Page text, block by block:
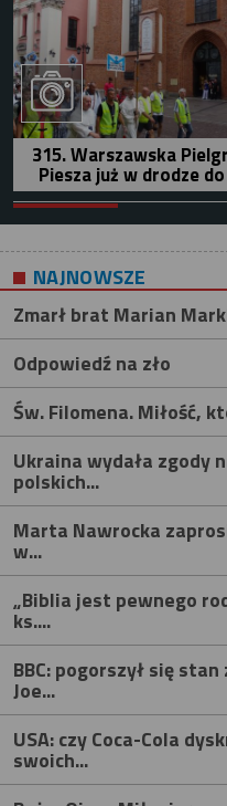
315. Warszawska
Piesza już w drodze
NAJNOWSZE
Zmarł brat Marian
Odpowiedź na zło
Św. Filomena. Miłość,
Ukraina wydała zgody
polskich...
Marta Nawrocka
w...
„Biblia jest pewnego
ks....
BBC: pogorszył się
Joe...
USA: czy Coca-Cola
swoich...